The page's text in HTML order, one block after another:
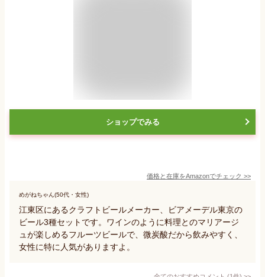
ショップでみる
価格と在庫をAmazonでチェック >>
めがねちゃん(50代・女性)
江東区にあるクラフトビールメーカー、ビアメーデル東京の
ビール3種セットです。ワインのように料理とのマリアージ
ュが楽しめるフルーツビールで、微炭酸だから飲みやすく、
女性に特に人気がありますよ。